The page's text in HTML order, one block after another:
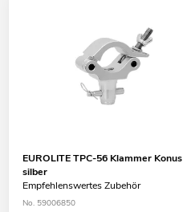
EUROLITE TPC-56 Klammer Konus
silber
Empfehlenswertes Zubehör
No. 59006850